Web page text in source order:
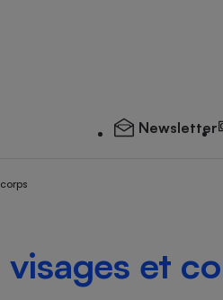
Newsletter
et